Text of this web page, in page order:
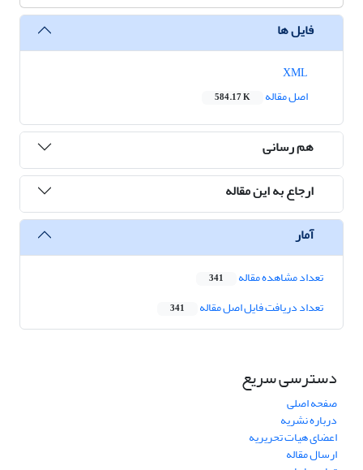
فایل ها
اصل مقاله
584.17 K
هم رسانی
ارجاع به این مقاله
آمار
تعداد مشاهده مقاله 341
تعداد دریافت فایل اصل مقاله 341
دسترسی سریع
صفحه اصلی
درباره نشریه
اعضای هیات تحریریه
ارسال مقاله